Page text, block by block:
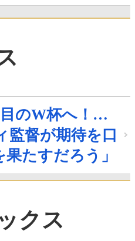
のW杯へ！…
監督が期待を口
たすだろう」
クス